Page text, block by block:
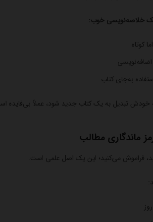
خلاصه‌نویسی خوب:
کوتاه
به‌جای کتاب
خودش تبدیل به یک کتاب جدید شود، عملاً بی‌فایده
فراموش می‌کنید؛ این یک اصل علمی است.